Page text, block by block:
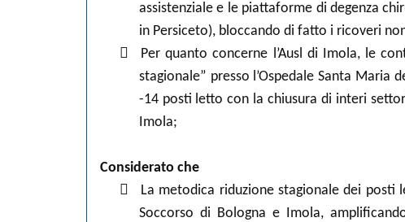
assistenziale e le piattaforme di degenza
in Persiceto), bloccando di fatto i ricoveri

Per quanto concerne l’Ausl di Imola, le
stagionale” presso l’Ospedale Santa
-14 posti letto con la chiusura di interi
Imola;
Considerato che

La metodica riduzione stagionale dei
Soccorso di Bologna e Imola,